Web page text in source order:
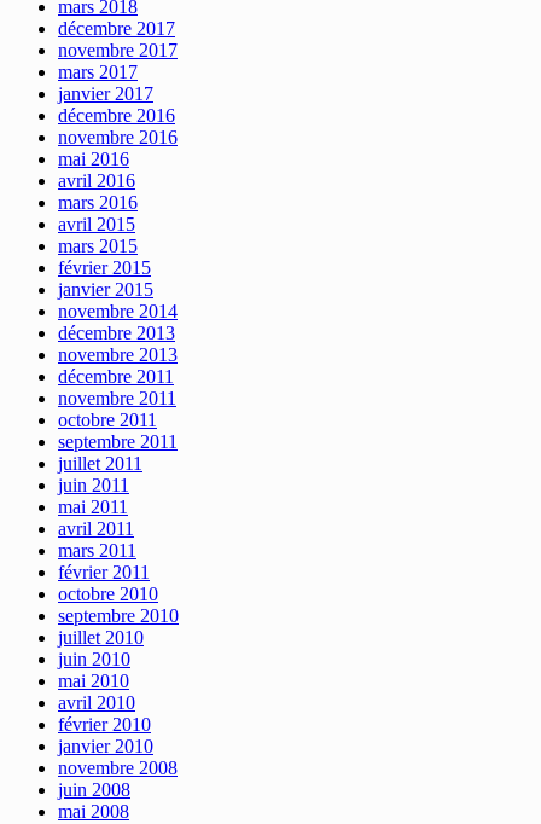
mars 2018
décembre 2017
novembre 2017
mars 2017
janvier 2017
décembre 2016
novembre 2016
mai 2016
avril 2016
mars 2016
avril 2015
mars 2015
février 2015
janvier 2015
novembre 2014
décembre 2013
novembre 2013
décembre 2011
novembre 2011
octobre 2011
septembre 2011
juillet 2011
juin 2011
mai 2011
avril 2011
mars 2011
février 2011
octobre 2010
septembre 2010
juillet 2010
juin 2010
mai 2010
avril 2010
février 2010
janvier 2010
novembre 2008
juin 2008
mai 2008